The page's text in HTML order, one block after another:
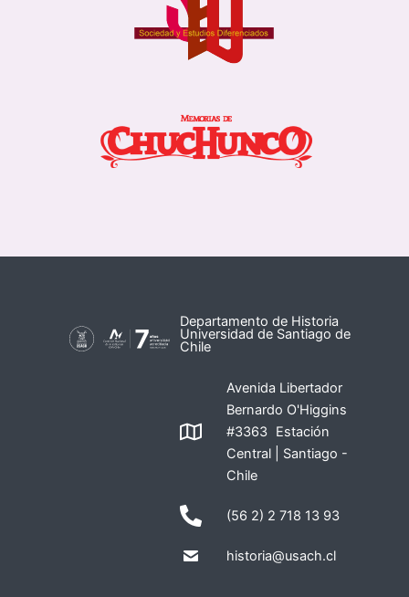
Departamento de Historia
Universidad de Santiago de
Chile
Avenida Libertador
Bernardo O'Higgins
#3363 Estación
Central | Santiago -
Chile
(56 2) 2 718 13 93
historia@usach.cl